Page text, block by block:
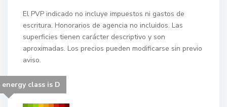
El PVP indicado no incluye impuestos ni gastos de
escritura. Honorarios de agencia no incluidos. Las
superficies tienen carácter descriptivo y son
aproximadas. Los precios pueden modificarse sin previo
aviso.
class is D